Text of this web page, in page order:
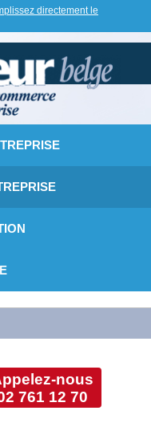
directement le
nous
761 12 70